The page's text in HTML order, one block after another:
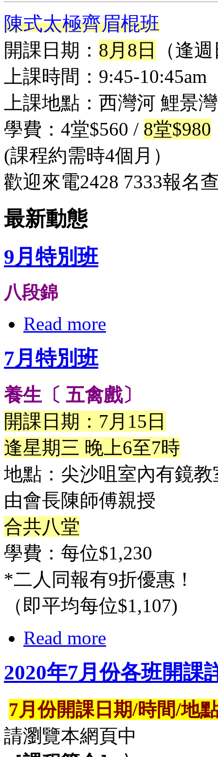
陳式太極齊眉棍班
開課日期： 8月8日
（逢
上課時間：9:45-10:45am
上課地點：西灣河 鯉景
學費：4堂$560 / 8堂$980
(課程約需時4個月）
歡迎來電2428 7333報名
最新動態
9月特別班
八段錦
Read more
7月特別班
養生〔 五禽戲〕
開課日期：7月15日
逢星期三 晚上6至7時
地點：尖沙咀室內有鏡教
由會長陳師傅親授
合共八堂
學費：每位$1,230
*二人同報有9折優惠！
（即平均每位$1,107)
Read more
2020年7月份各班開課
7月份開課日期/時間/地
請瀏覽本網頁中